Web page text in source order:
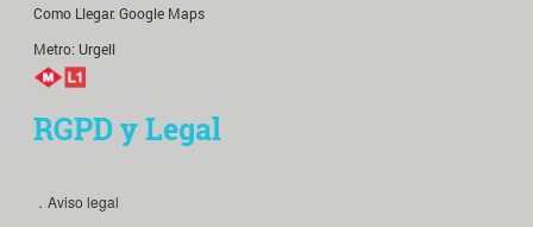
Como Llegar:Google Maps
Metro: Urgell
RGPD y Legal
．Aviso legal